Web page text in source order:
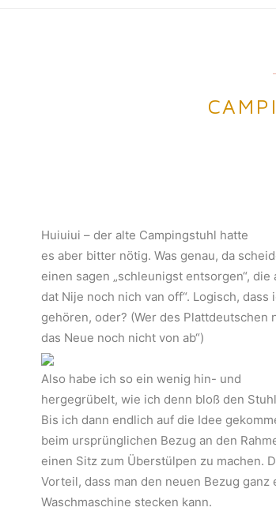
Huiuiui – der alte Campingstuhl hatte
es aber bitter nötig. Was genau, da
einen sagen „schleunigst entsorgen“, die
dat Nije noch nich van off“. Logisch, dass
gehören, oder? (Wer des Plattdeutschen
das Neue noch nicht von ab“)
Also habe ich so ein wenig hin- und
hergegrübelt, wie ich denn bloß den
Bis ich dann endlich auf die Idee
beim ursprünglichen Bezug an den
einen Sitz zum Überstülpen zu machen.
Vorteil, dass man den neuen Bezug ganz
Waschmaschine stecken kann.